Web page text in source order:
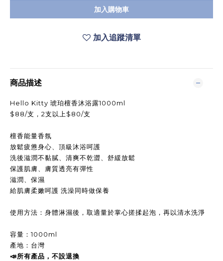
加入購物車
加入追蹤清單
商品描述
Hello Kitty 琥珀檀香沐浴露1000ml
$88/支，2支以上$80/支
檀香能量香氛
放鬆疲憊身心、頂級沐浴呵護
洗後滋潤不黏膩、清爽不乾澀、舒緩放鬆
保護肌膚、膚質透亮有彈性
滋潤、保濕
給肌膚柔嫩呵護 洗澡同時做保養
使用方法：身體淋濕後，取適量於掌心搓揉起泡，再以清水洗淨
容量：1000ml
產地：台灣
📣所有產品，不設退換